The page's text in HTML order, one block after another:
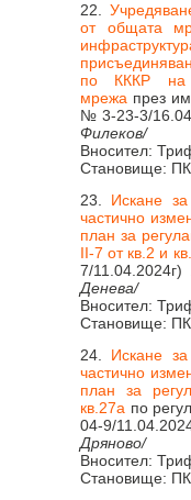
22.
от общата
по КККР на
мрежа през
№3-23-3/
Филеков/
Вносител:
Становище:
23. Искане
частично
план за
II-7 от кв.2 и
7/11.04.2024г)
Денева/
Вносител:
Становище:
24. Искане
частично
план за
кв.27а по
04-9/
Дряново/
Вносител:
Становище: